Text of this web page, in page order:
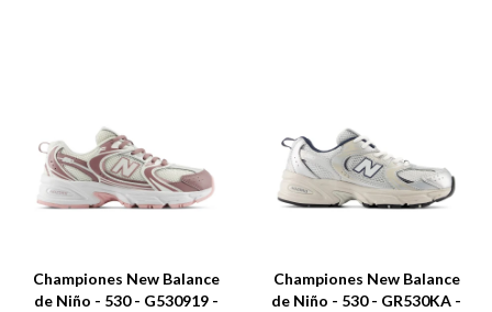
Championes New Balance
de Niño - 530 - G530919 -
Championes New Balance
de Niño - 530 - GR530KA -